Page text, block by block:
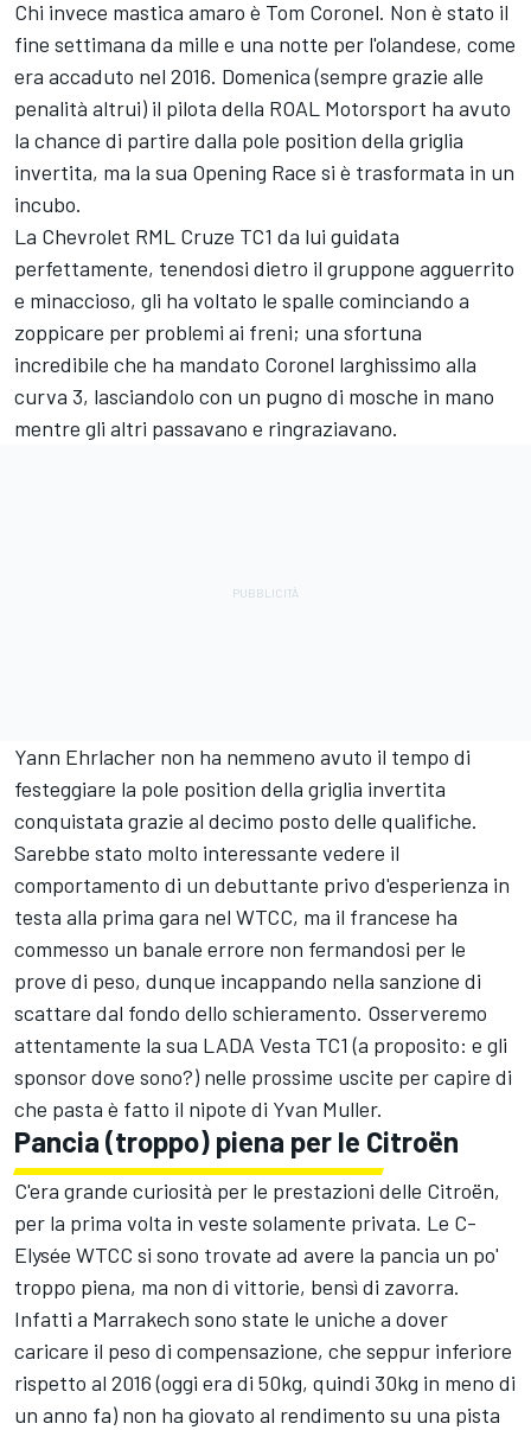
Chi invece mastica amaro è Tom Coronel. Non è stato il
fine settimana da mille e una notte per l'olandese, come
era accaduto nel 2016. Domenica (sempre grazie alle
penalità altrui) il pilota della ROAL Motorsport ha avuto
la chance di partire dalla pole position della griglia
invertita, ma la sua Opening Race si è trasformata in un
incubo.
La Chevrolet RML Cruze TC1 da lui guidata
perfettamente, tenendosi dietro il gruppone agguerrito
e minaccioso, gli ha voltato le spalle cominciando a
zoppicare per problemi ai freni; una sfortuna
incredibile che ha mandato Coronel larghissimo alla
curva 3, lasciandolo con un pugno di mosche in mano
mentre gli altri passavano e ringraziavano.
Yann Ehrlacher non ha nemmeno avuto il tempo di
festeggiare la pole position della griglia invertita
conquistata grazie al decimo posto delle qualifiche.
Sarebbe stato molto interessante vedere il
comportamento di un debuttante privo d'esperienza in
testa alla prima gara nel WTCC, ma il francese ha
commesso un banale errore non fermandosi per le
prove di peso, dunque incappando nella sanzione di
scattare dal fondo dello schieramento. Osserveremo
attentamente la sua LADA Vesta TC1 (a proposito: e gli
sponsor dove sono?) nelle prossime uscite per capire di
che pasta è fatto il nipote di Yvan Muller.
Pancia (troppo) piena per le Citroën
C'era grande curiosità per le prestazioni delle Citroën,
per la prima volta in veste solamente privata. Le C-
Elysée WTCC si sono trovate ad avere la pancia un po'
troppo piena, ma non di vittorie, bensì di zavorra.
Infatti a Marrakech sono state le uniche a dover
caricare il peso di compensazione, che seppur inferiore
rispetto al 2016 (oggi era di 50kg, quindi 30kg in meno di
un anno fa) non ha giovato al rendimento su una pista